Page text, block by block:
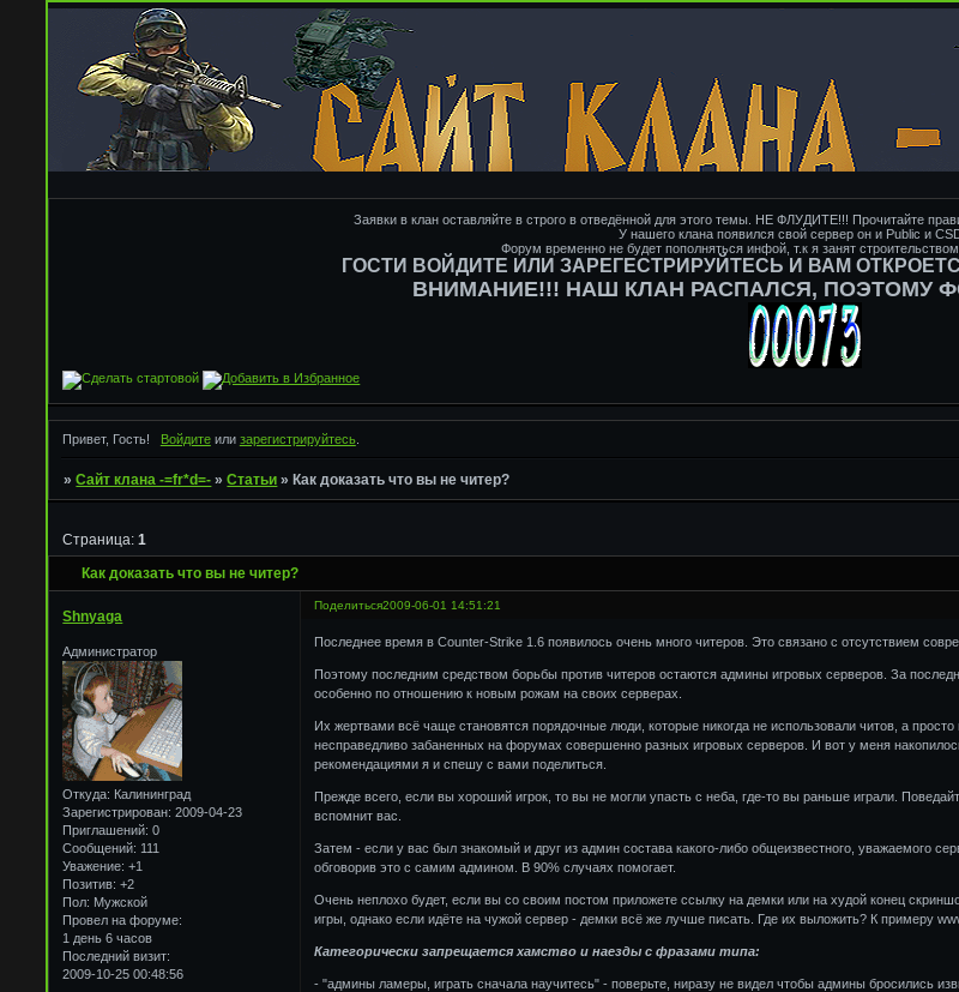
Заявки в клан оставляйте в строго в отведённой для этого темы. НЕ ФЛУДИТЕ!!! Прочитайте
У нашего клана появился свой сервер он и Public и
Форум временно не будет пополняться инфой, т.к я занят
ГОСТИ ВОЙДИТЕ ИЛИ ЗАРЕГЕСТРИРУЙТЕСЬ И ВАМ
ВНИМАНИЕ!!! НАШ КЛАН РАСПАЛСЯ, ПОЭТОМУ
Привет, Гость! Войдитеили зарегистрируйтесь.
»Сайт клана -=fr*d=- »Статьи »Как доказать что вы не читер?
Как доказать что вы не читер?
Страница:1
Поделиться2009-06-01 14:51:21
Shnyaga
Администратор
Откуда: Калининград
Зарегистрирован: 2009-04-23
Приглашений: 0
Сообщений: 111
Уважение: +1
Позитив: +2
Пол: Мужской
Провел на форуме:
1 день 6 часов
Последний визит:
2009-10-25 00:48:56
Последнее время в Counter-Strike 1.6 появилось очень много читеров. Это связано с отсутствием
Поэтому последним средством борьбы против читеров остаются админы игровых серверов. За
особенно по отношению к новым рожам на своих серверах.
Их жертвами всё чаще становятся порядочные люди, которые никогда не использовали читов, а
несправедливо забаненных на форумах совершенно разных игровых серверов. И вот у меня
рекомендациями я и спешу с вами поделиться.
Прежде всего, если вы хороший игрок, то вы не могли упасть с неба, где-то вы раньше играли.
вспомнит вас.
Затем - если у вас был знакомый и друг из админ состава какого-либо общеизвестного, уважаемого
обговорив это с самим админом. В 90% случаях помогает.
Очень неплохо будет, если вы со своим постом приложете ссылку на демки или на худой конец
игры, однако если идёте на чужой сервер - демки всё же лучше писать. Где их выложить? К примеру
Категорически запрещается хамство и наезды с фразами типа:
- "админы ламеры, играть сначала научитесь" - поверьте, ниразу не видел чтобы админы бросились